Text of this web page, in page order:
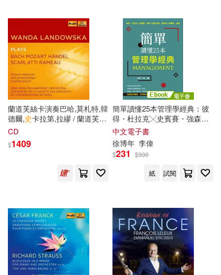
蘭道芙絲卡演奏巴哈,莫札特,韓
德爾,史卡拉第,拉繆 / 蘭道芙絲
卡 (大鍵琴) / 梅紐因 (指揮) / 羅
約愛樂,巴黎音樂學院管弦樂團
Plays Bach, Mozart, Handel,
Scarlatti, Rameau / Wanda
Rodzinski (conductor) / Bigot
(conductor) / New York
Philarmonic Orchestra,
Orchestre de La Societe Des
Concerts Du Conservatoire de
Paris (10CD))
CD
$1409
簡單讀懂25本管理學經典：彼
得・杜拉克╳史賓賽・強森╳
諾斯古德.帕金森╳查爾斯.漢迪
(電子書)
中文電子書
徐博年 李偉
$231 $330
紙
試閱